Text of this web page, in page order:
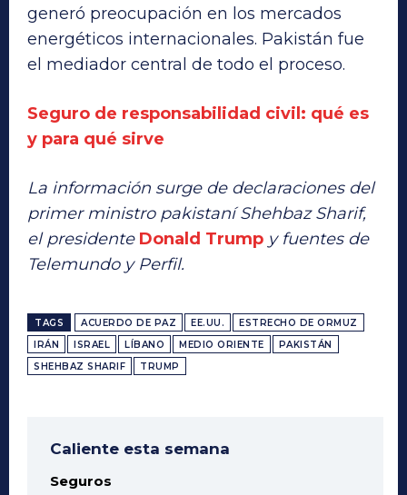
generó preocupación en los mercados
energéticos internacionales. Pakistán fue
el mediador central de todo el proceso.
Seguro de responsabilidad civil: qué es
y para qué sirve
La información surge de declaraciones del
primer ministro pakistaní Shehbaz Sharif,
el presidente Donald Trump y fuentes de
Telemundo y Perfil.
TAGS ACUERDO DE PAZ EE.UU.
ESTRECHO DE ORMUZ
IRÁN
ISRAEL LÍBANO MEDIO ORIENTE
PAKISTÁN
SHEHBAZ SHARIF
TRUMP
Caliente esta semana
Seguros